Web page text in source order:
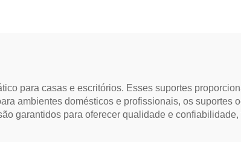
para casas e escritórios. Esses suportes
ambientes domésticos e profissionais, os suportes
garantidos para oferecer qualidade e